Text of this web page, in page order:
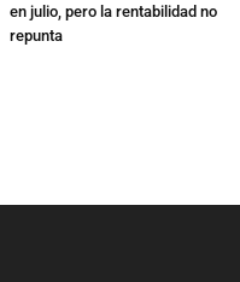
en julio, pero la rentabilidad no
repunta